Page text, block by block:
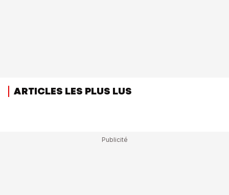
ARTICLES LES PLUS LUS